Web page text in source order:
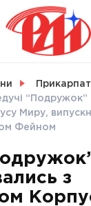
“Подружок”
Миру,
Фейном
з